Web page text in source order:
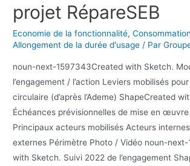
projet RépareSEB
Economie de la fonctionnalité,
Allongement de la durée d'usage / Par
noun-next-1597343Created with Sketch.
l’engagement / l’action Leviers mobilisés pour
circulaire (d’après l’Ademe) ShapeCreated
Échéances prévisionnelles de mise en œuvre
Principaux acteurs mobilisés Acteurs
externes Périmètre Photo / Vidéo noun-
with Sketch. Suivi 2022 de l’engagement